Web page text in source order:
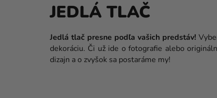
JEDLÁ TLAČ
Jedlá tlač presne podľa vašich predstáv!
dekoráciu. Či už ide o fotografie alebo
dizajn a o zvyšok sa postaráme my!